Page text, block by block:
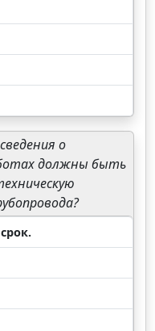
о
должны быть